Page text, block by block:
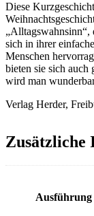
Senioren
Menge
Diese
sich in ihrer
Menschen
bieten sie sich auch
wird man
Verlag Herder,
Zusätzliche
Ausführung